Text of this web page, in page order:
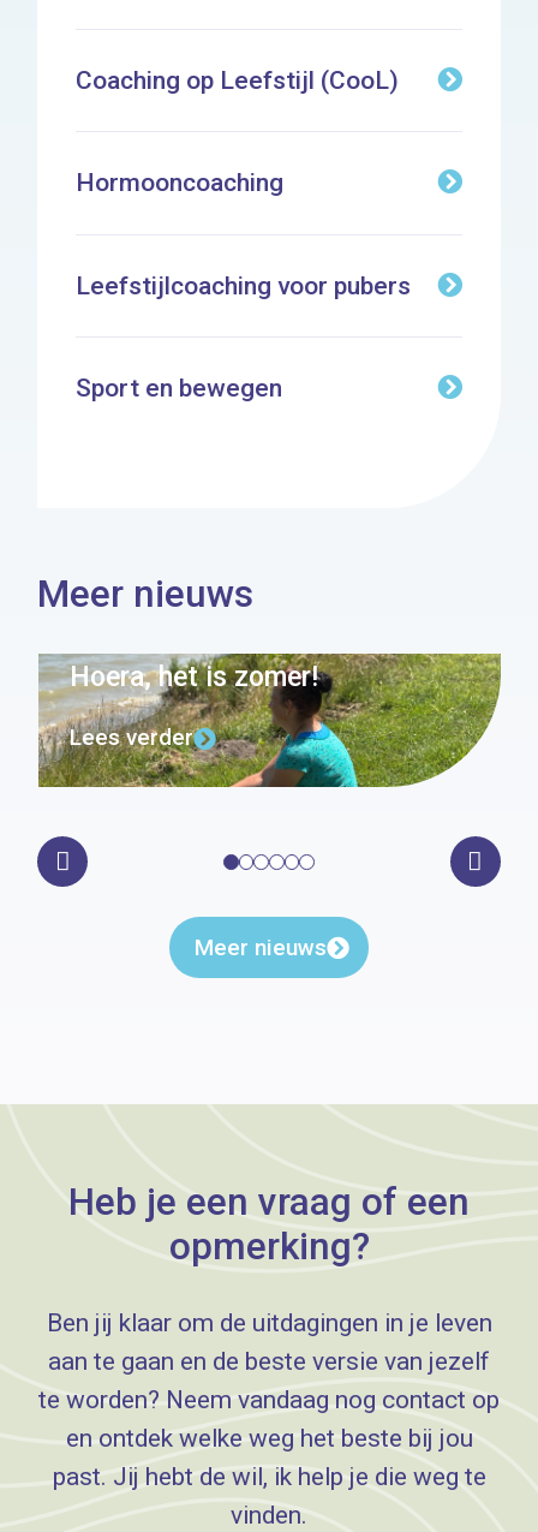
Coaching op Leefstijl (CooL)
Hormooncoaching
Leefstijlcoaching voor pubers
Sport en bewegen
Meer nieuws
Hoera, het is zomer!
Lees verder
Meer nieuws
Heb je een vraag of een
opmerking?
Ben jij klaar om de uitdagingen in je leven
aan te gaan en de beste versie van jezelf
te worden? Neem vandaag nog contact op
en ontdek welke weg het beste bij jou
past. Jij hebt de wil, ik help je die weg te
vinden.